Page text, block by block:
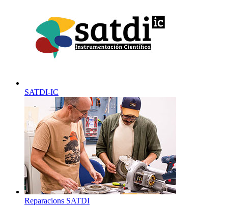
SATDI-IC
Reparacions SATDI